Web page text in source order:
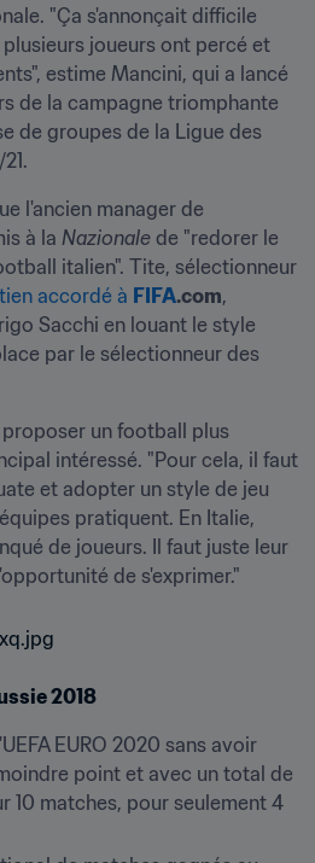
"Ça s'annonçait difficile
joueurs ont percé et
estime Mancini, qui a lancé
de la campagne triomphante
de groupes de la Ligue des
l'ancien manager de
à la Nazionale de "redorer le
italien". Tite, sélectionneur
accordé à FIFA.com,
Sacchi en louant le style
un football plus
intéressé. "Pour cela, il faut
et adopter un style de jeu
pratiquent. En Italie,
de joueurs. Il faut juste leur
de s'exprimer."
2018
EURO 2020 sans avoir
point et avec un total de
10 matches, pour seulement 4